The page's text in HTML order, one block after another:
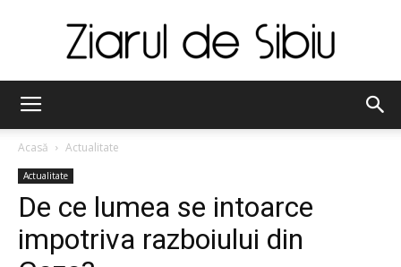
Acasă Actualitate
Actualitate
De ce lumea se intoarce
impotriva razboiului din